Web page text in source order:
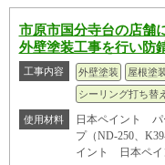
市原市国分寺台の店舗
外壁塗装工事を行い防
工事内容 外壁塗装
屋根塗
シーリング打ち替え
使用材料
日本ペイント パ
プ（ND-250、
イント 日本ペイ